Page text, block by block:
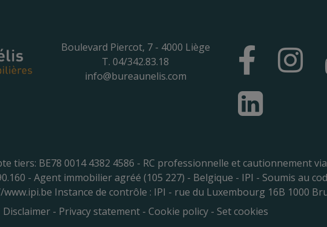
Boulevard Piercot, 7 - 4000 Liège
T. 04/342.83.18
info@bureaunelis.com
tiers: BE78 0014 4382 4586 - RC professionnelle et cautionnement
- Agent immobilier agréé (105 227) - Belgique - IPI - Soumis au
Instance de contrôle : IPI - rue du Luxembourg 16B 1000
Disclaimer- Privacy statement- Cookie policy- Set cookies